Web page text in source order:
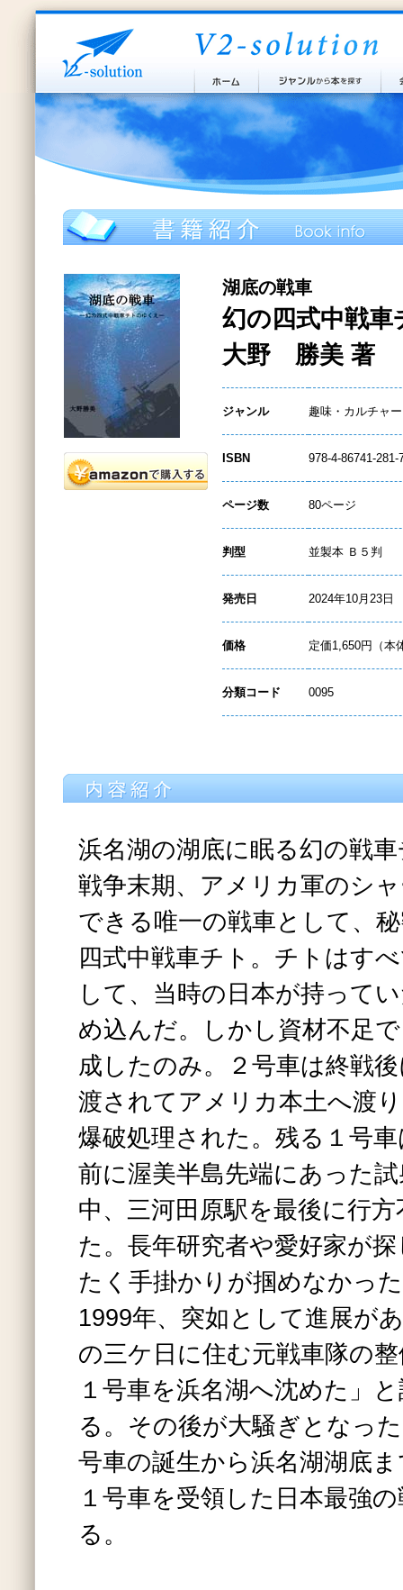
湖底の戦車
幻の四式中戦
大野 勝美 著
ジャンル 趣味・カルチャー
ISBN 978-4-86741-281-
ページ数 80ページ
判型 並製本 Ｂ５判
発売日 2024年10月23日
価格 定価1,650円（本
分類コード 0095
浜名湖の湖底に眠る幻の戦
戦争末期、アメリカ軍のシ
できる唯一の戦車として、
四式中戦車チト。チトはす
して、当時の日本が持って
め込んだ。しかし資材不足
成したのみ。２号車は終戦
渡されてアメリカ本土へ渡
爆破処理された。残る１号
前に渥美半島先端にあった
中、三河田原駅を最後に行
た。長年研究者や愛好家が
たく手掛かりが掴めなかっ
1999年、突如として進展が
の三ケ日に住む元戦車隊の
１号車を浜名湖へ沈めた」
る。その後が大騒ぎとなっ
号車の誕生から浜名湖湖底
１号車を受領した日本最強
る。